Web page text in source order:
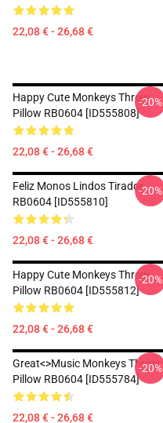
22,08 € - 26,68 €
Happy Cute Monkeys Throw
Pillow RB0604 [ID555808]
22,08 € - 26,68 €
-20%
Feliz Monos Lindos Tirador
RB0604 [ID555810]
22,08 € - 26,68 €
-20%
Happy Cute Monkeys Throw
Pillow RB0604 [ID555812]
22,08 € - 26,68 €
-20%
Great<>music Monkeys Throw
Pillow RB0604 [ID555784]
22,08 € - 26,68 €
-20%